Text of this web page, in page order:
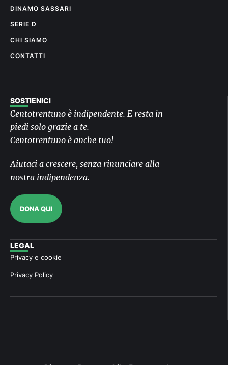
DINAMO SASSARI
SERIE D
CHI SIAMO
CONTATTI
SOSTIENICI
Centotrentuno è indipendente. E resta in
piedi solo grazie a te.
Centotrentuno è anche tuo!
Aiutaci a crescere, senza rinunciare alla
nostra indipendenza.
DONA QUI
LEGAL
Privacy e cookie
Privacy Policy